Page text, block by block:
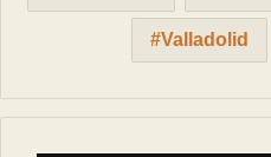
Valladolid